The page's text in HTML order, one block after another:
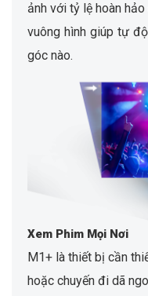
ảnh với tỷ lệ hoàn
vuông hình giúp tự
góc nào.
Xem Phim Mọi Nơi
M1+ là thiết bị cần
hoặc chuyến đi dã